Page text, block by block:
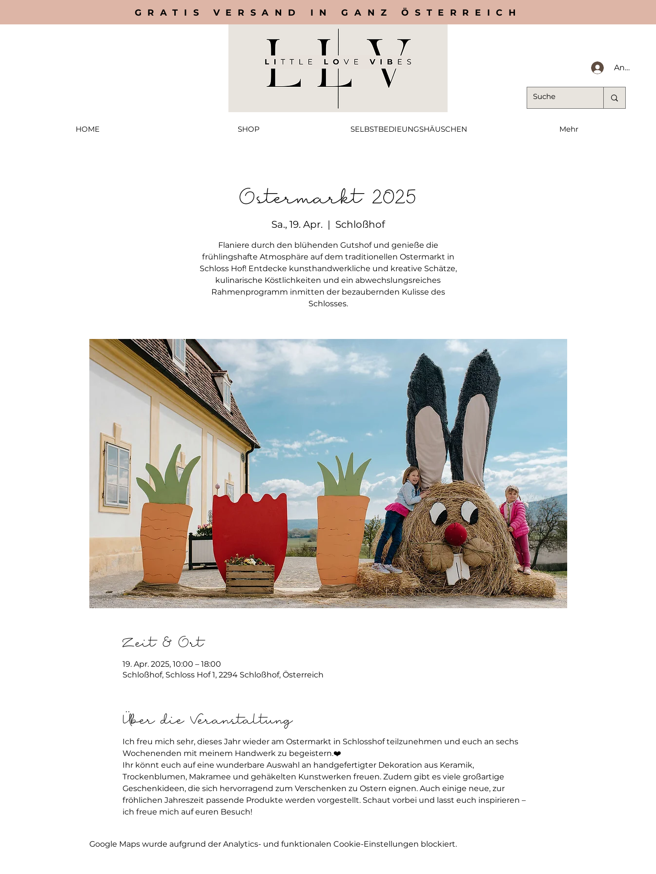
GRATIS VERSAND IN GANZ ÖSTERREICH
Anmelden
HOME SHOP SELBSTBEDIEUNGSHÄUSCHEN Mehr
Ostermarkt 2025
Sa., 19. Apr.
  |
Schloßhof
Flaniere durch den blühenden Gutshof und genieße die
frühlingshafte Atmosphäre auf dem traditionellen Ostermarkt in
Schloss Hof! Entdecke kunsthandwerkliche und kreative Schätze,
kulinarische Köstlichkeiten und ein abwechslungsreiches
Rahmenprogramm inmitten der bezaubernden Kulisse des
Schlosses.
Zeit & Ort
19. Apr. 2025, 10:00 – 18:00
Schloßhof, Schloss Hof 1, 2294 Schloßhof, Österreich
Über die Veranstaltung
Ich freu mich sehr, dieses Jahr wieder am Ostermarkt in Schlosshof teilzunehmen und euch an sechs
Wochenenden mit meinem Handwerk zu begeistern.❤️
Ihr könnt euch auf eine wunderbare Auswahl an handgefertigter Dekoration aus Keramik,
Trockenblumen, Makramee und gehäkelten Kunstwerken freuen. Zudem gibt es viele großartige
Geschenkideen, die sich hervorragend zum Verschenken zu Ostern eignen. Auch einige neue, zur
fröhlichen Jahreszeit passende Produkte werden vorgestellt. Schaut vorbei und lasst euch inspirieren –
ich freue mich auf euren Besuch!
Google Maps wurde aufgrund der Analytics- und funktionalen Cookie-Einstellungen blockiert.